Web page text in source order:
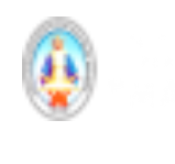
contenido